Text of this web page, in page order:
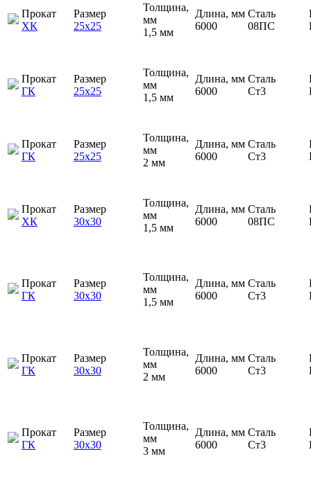
Прокат
ХК
Размер
25х25
Толщина,
мм
1,5 мм
Длина, мм
6000
Сталь
08ПС
Прокат
ГК
Размер
25х25
Толщина,
мм
1,5 мм
Длина, мм
6000
Сталь
Ст3
Прокат
ГК
Размер
25х25
Толщина,
мм
2 мм
Длина, мм
6000
Сталь
Ст3
Прокат
ХК
Размер
30х30
Толщина,
мм
1,5 мм
Длина, мм
6000
Сталь
08ПС
Прокат
ГК
Размер
30х30
Толщина,
мм
1,5 мм
Длина, мм
6000
Сталь
Ст3
Прокат
ГК
Размер
30х30
Толщина,
мм
2 мм
Длина, мм
6000
Сталь
Ст3
Прокат
ГК
Размер
30х30
Толщина,
мм
3 мм
Длина, мм
6000
Сталь
Ст3